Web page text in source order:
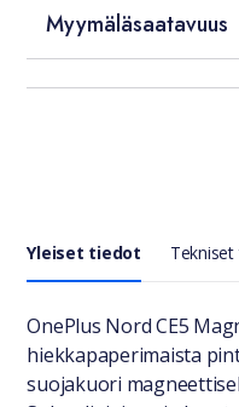
Myymäläsaatavuus
Yleiset tiedot
Yleiset tiedot
OnePlus Nord CE5
hiekkapaperimaista
suojakuori